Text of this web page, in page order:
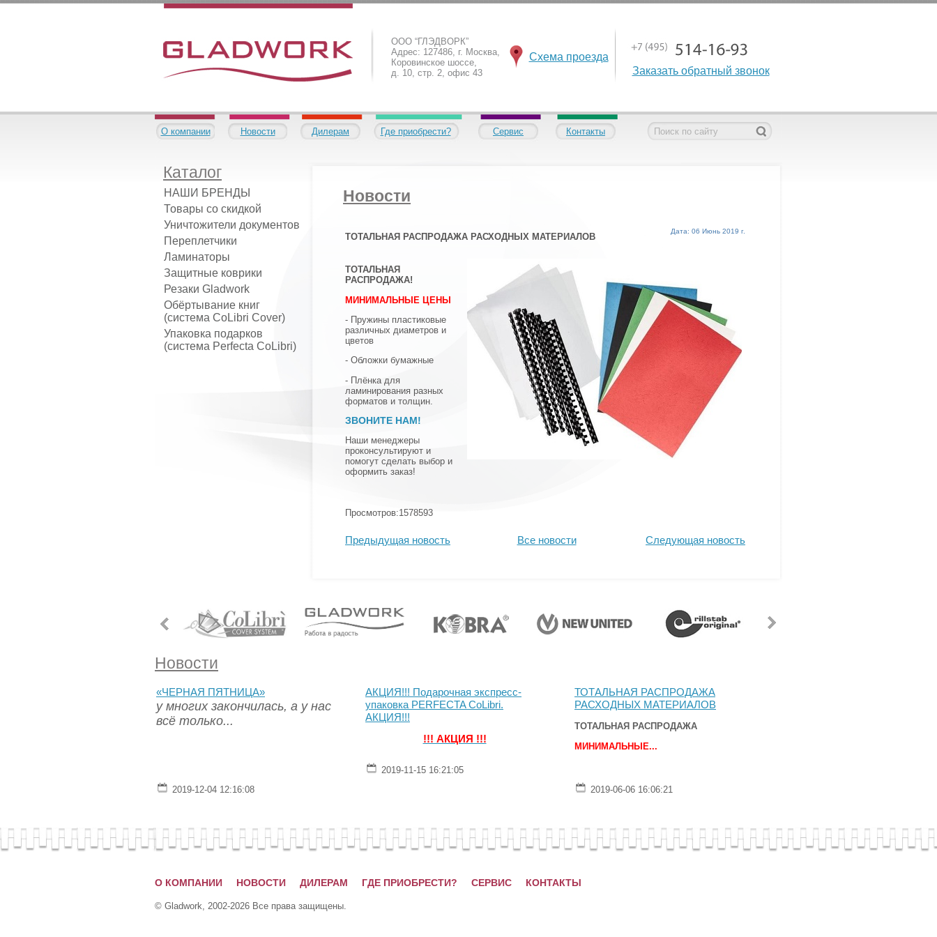
ООО “ГЛЭДВОРК”
Адрес: 127486, г. Москва,
Коровинское шоссе,
д. 10, стр. 2, офис 43
Схема проезда
Заказать обратный звонок
О компании Новости Дилерам Где приобрести? Сервис Контакты
Каталог
НАШИ БРЕНДЫ
Товары со скидкой
Уничтожители документов
Переплетчики
Ламинаторы
Защитные коврики
Резаки Gladwork
Обёртывание книг
(система CoLibri Cover)
Упаковка подарков
(система Perfecta CoLibri)
Новости
ТОТАЛЬНАЯ РАСПРОДАЖА РАСХОДНЫХ МАТЕРИАЛОВ
Дата: 06 Июнь 2019 г.
ТОТАЛЬНАЯ
РАСПРОДАЖА!
МИНИМАЛЬНЫЕ ЦЕНЫ
- Пружины пластиковые
различных диаметров и
цветов
- Обложки бумажные
- Плёнка для
ламинирования разных
форматов и толщин.
ЗВОНИТЕ НАМ!
Наши менеджеры
проконсультируют и
помогут сделать выбор и
оформить заказ!
Просмотров:1578593
Предыдущая новость Все новости Следующая новость
Новости
«ЧЕРНАЯ ПЯТНИЦА»
у многих закончилась, а у нас
всё только...
2019-12-04 12:16:08
АКЦИЯ!!! Подарочная экспресс-
упаковка PERFECTA CoLibri.
АКЦИЯ!!!
!!! АКЦИЯ !!!
2019-11-15 16:21:05
ТОТАЛЬНАЯ РАСПРОДАЖА
РАСХОДНЫХ МАТЕРИАЛОВ
ТОТАЛЬНАЯ РАСПРОДАЖА
МИНИМАЛЬНЫЕ...
2019-06-06 16:06:21
О КОМПАНИИ НОВОСТИ ДИЛЕРАМ ГДЕ ПРИОБРЕСТИ? СЕРВИС КОНТАКТЫ
© Gladwork, 2002-2026 Все права защищены.